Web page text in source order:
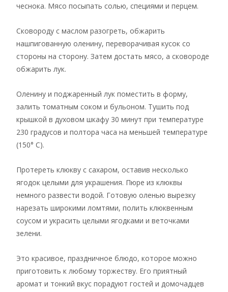
чеснока. Мясо посыпать солью, специями и перцем.
Сковороду с маслом разогреть, обжарить
нашпигованную оленину, переворачивая кусок со
стороны на сторону. Затем достать мясо, а сковороде
обжарить лук.
Оленину и поджаренный лук поместить в форму,
залить томатным соком и бульоном. Тушить под
крышкой в духовом шкафу 30 минут при температуре
230 градусов и полтора часа на меньшей температуре
(150° C).
Протереть клюкву с сахаром, оставив несколько
ягодок целыми для украшения. Пюре из клюквы
немного развести водой. Готовую оленью вырезку
нарезать широкими ломтями, полить клюквенным
соусом и украсить целыми ягодками и веточками
зелени.
Это красивое, праздничное блюдо, которое можно
приготовить к любому торжеству. Его приятный
аромат и тонкий вкус порадуют гостей и домочадцев